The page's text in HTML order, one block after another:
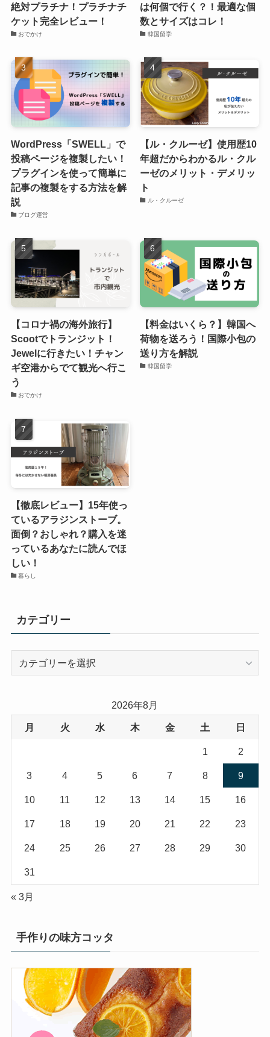
絶対プラチナ！プラチナチ
ケット完全レビュー！
おでかけ
は何個で行く？！最適な個
数とサイズはコレ！
韓国留学
WordPress「SWELL」で
投稿ページを複製したい！
プラグインを使って簡単に
記事の複製をする方法を解
説
ブログ運営
【ル・クルーゼ】使用歴10
年超だからわかるル・クル
ーゼのメリット・デメリッ
ト
ル・クルーゼ
【コロナ禍の海外旅行】
Scootでトランジット！
Jewelに行きたい！チャン
ギ空港からでて観光へ行こ
う
おでかけ
【料金はいくら？】韓国へ
荷物を送ろう！国際小包の
送り方を解説
韓国留学
【徹底レビュー】15年使っ
ているアラジンストーブ。
面倒？おしゃれ？購入を迷
っているあなたに読んでほ
しい！
暮らし
カテゴリー
ー
2026年8月
月 火 水 木 金 土 日
1 2
3 4 5 6 7 8 9
10 11 12 13 14 15 16
17 18 19 20 21 22 23
24 25 26 27 28 29 30
31
« 3月
手作りの味方コッタ